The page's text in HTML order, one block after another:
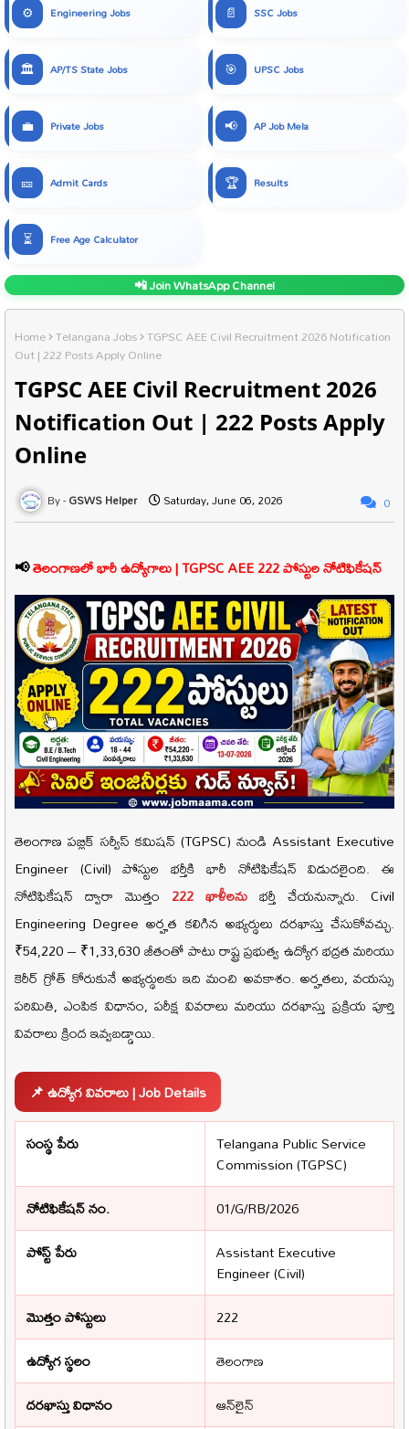
⚙️ Engineering Jobs 📄 SSC Jobs
🏛️ AP/TS State Jobs 🎯 UPSC Jobs
💼 Private Jobs 📢 AP Job Mela
🎫 Admit Cards 🏆 Results
⏳ Free Age Calculator
📲 Join WhatsApp Channel
Home Telangana Jobs TGPSC AEE Civil Recruitment 2026 Notification
Out | 222 Posts Apply Online
TGPSC AEE Civil Recruitment 2026
Notification Out | 222 Posts Apply
Online
GSWS Helper Saturday, June 06, 2026 0
📢తెలంగాణలో భారీ ఉద్యోగాలు | TGPSC AEE 222 పోస్టుల నోటిఫికేషన్
తెలంగాణ పబ్లిక్ సర్వీస్ కమిషన్ (TGPSC) నుండి Assistant Executive
Engineer (Civil) పోస్టుల భర్తీకి భారీ నోటిఫికేషన్ విడుదలైంది. ఈ
నోటిఫికేషన్ ద్వారా మొత్తం 222 ఖాళీలను భర్తీ చేయనున్నారు. Civil
Engineering Degree అర్హత కలిగిన అభ్యర్థులు దరఖాస్తు చేసుకోవచ్చు.
₹54,220 – ₹1,33,630 జీతంతో పాటు రాష్ట్ర ప్రభుత్వ ఉద్యోగ భద్రత మరియు
కెరీర్ గ్రోత్ కోరుకునే అభ్యర్థులకు ఇది మంచి అవకాశం. అర్హతలు, వయస్సు
పరిమితి, ఎంపిక విధానం, పరీక్ష వివరాలు మరియు దరఖాస్తు ప్రక్రియ పూర్తి
వివరాలు క్రింద ఇవ్వబడ్డాయి.
📌 ఉద్యోగ వివరాలు | Job Details
సంస్థ పేరు
Telangana Public Service
Commission (TGPSC)
నోటిఫికేషన్ నం.
01/G/RB/2026
పోస్ట్ పేరు
Assistant Executive
Engineer (Civil)
మొత్తం పోస్టులు
222
ఉద్యోగ స్థలం
తెలంగాణ
దరఖాస్తు విధానం
ఆన్‌లైన్